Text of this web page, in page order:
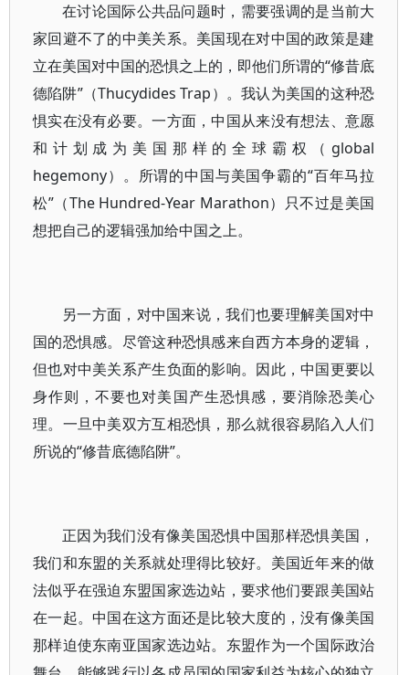
在讨论国际公共品问题时，需要强调的是当前大
家回避不了的中美关系。美国现在对中国的政策是建
立在美国对中国的恐惧之上的，即他们所谓的“修昔底
德陷阱”（Thucydides Trap）。我认为美国的这种恐
惧实在没有必要。一方面，中国从来没有想法、意愿
和计划成为美国那样的全球霸权（global
hegemony）。所谓的中国与美国争霸的“百年马拉
松”（The Hundred-Year Marathon）只不过是美国
想把自己的逻辑强加给中国之上。
另一方面，对中国来说，我们也要理解美国对中
国的恐惧感。尽管这种恐惧感来自西方本身的逻辑，
但也对中美关系产生负面的影响。因此，中国更要以
身作则，不要也对美国产生恐惧感，要消除恐美心
理。一旦中美双方互相恐惧，那么就很容易陷入人们
所说的“修昔底德陷阱”。
正因为我们没有像美国恐惧中国那样恐惧美国，
我们和东盟的关系就处理得比较好。美国近年来的做
法似乎在强迫东盟国家选边站，要求他们要跟美国站
在一起。中国在这方面还是比较大度的，没有像美国
那样迫使东南亚国家选边站。东盟作为一个国际政治